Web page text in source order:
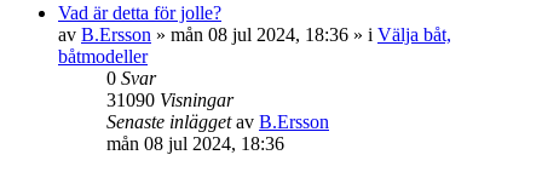
Vad är detta för jolle?
av B.Ersson » mån 08 jul 2024, 18:36 » i Välja båt,
båtmodeller
0 Svar
31090 Visningar
Senaste inläggetav B.Ersson
mån 08 jul 2024, 18:36